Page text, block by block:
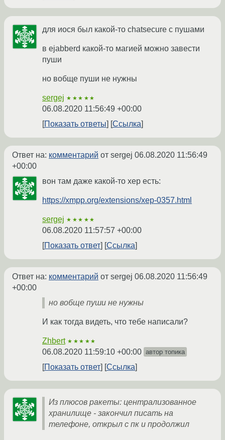
для иося был какой-то chatsecure с пушами
в ejabberd какой-то магией можно завести
пуши
но вобще пуши не нужны
sergej ★★★★★
06.08.2020 11:56:49 +00:00
Показать ответы
Ссылка
Ответ на: комментарий от sergej 06.08.2020 11:56:49
+00:00
вон там даже какой-то xep есть:
https://xmpp.org/extensions/xep-0357.html
sergej ★★★★★
06.08.2020 11:57:57 +00:00
Показать ответ
Ссылка
Ответ на: комментарий от sergej 06.08.2020 11:56:49
+00:00
но вобще пуши не нужны
И как тогда видеть, что тебе написали?
Zhbert ★★★★★
06.08.2020 11:59:10 +00:00 автор топика
Показать ответ Ссылка
Из плюсов ракеты: централизованное
хранилище - закончил писать на
телефоне, открыл с пк и продолжил